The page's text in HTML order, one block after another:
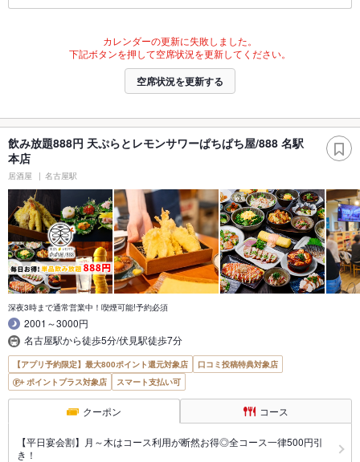
カレンダーの更新に失敗しました。
下記ボタンを押して空席状況を更新してください。
空席状況を更新する
飲み放題888円 天ぷらとレモンサワーぱちぱち屋/888 名駅
本店
居酒屋 名古屋駅
深夜3時まで通常営業中！喫煙可能!予約必須
2001～3000円
名古屋駅から徒歩5分/伏見駅徒歩7分
【アプリ予約限定】最大800ポイント還元対象店
口コミ投稿特典対象店
ポイントプラス対象店
スマート支払い可
クーポン コース
【平日宴会割】月～木はコース利用が断然お得◎全コース一律500円引
き！